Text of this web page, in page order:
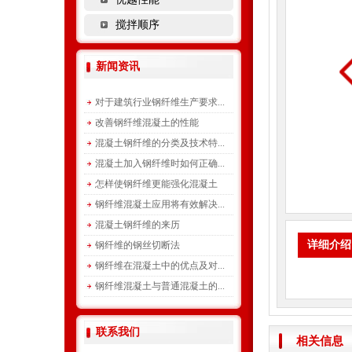
搅拌顺序
新闻资讯
对于建筑行业钢纤维生产要求...
改善钢纤维混凝土的性能
混凝土钢纤维的分类及技术特...
混凝土加入钢纤维时如何正确...
怎样使钢纤维更能强化混凝土
钢纤维混凝土应用将有效解决...
混凝土钢纤维的来历
钢纤维的钢丝切断法
钢纤维在混凝土中的优点及对...
钢纤维混凝土与普通混凝土的...
联系我们
详细介
相关信息